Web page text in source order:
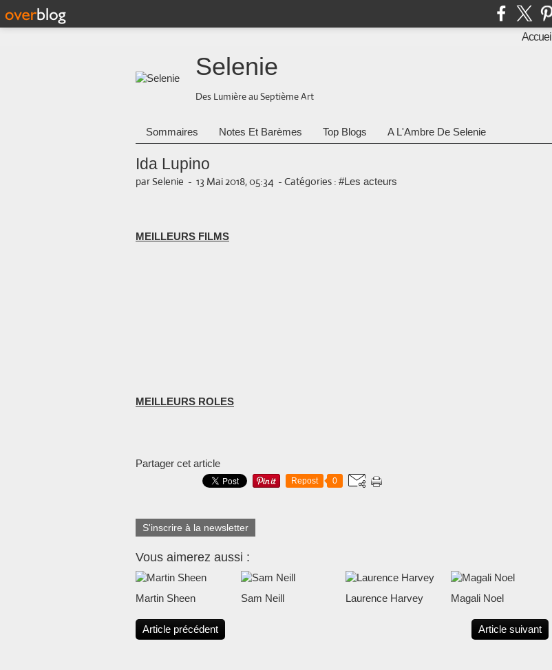
Accueil
Selenie
Des Lumière au Septième Art
Sommaires Notes Et Barèmes Top Blogs A L'Ambre De Selenie
Ida Lupino
par Selenie - 13 Mai 2018, 05:34 - Catégories : #Les acteurs
MEILLEURS FILMS
MEILLEURS ROLES
Partager cet article
Repost 0
S'inscrire à la newsletter
Vous aimerez aussi :
Martin Sheen Sam Neill Laurence Harvey Magali Noel
Article précédent Article suivant